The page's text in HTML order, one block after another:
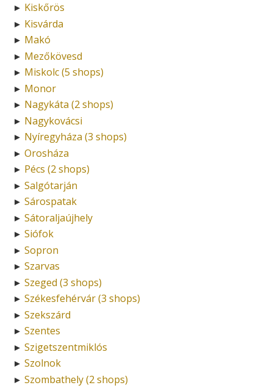
► Kiskőrös
► Kisvárda
► Makó
► Mezőkövesd
► Miskolc (5 shops)
► Monor
► Nagykáta (2 shops)
► Nagykovácsi
► Nyíregyháza (3 shops)
► Orosháza
► Pécs (2 shops)
► Salgótarján
► Sárospatak
► Sátoraljaújhely
► Siófok
► Sopron
► Szarvas
► Szeged (3 shops)
► Székesfehérvár (3 shops)
► Szekszárd
► Szentes
► Szigetszentmiklós
► Szolnok
► Szombathely (2 shops)